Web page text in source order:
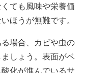
ても風味や栄養価
ほうが無難です。
場合、カビや虫の
しょう。表面がベ
化が進んでいるサ